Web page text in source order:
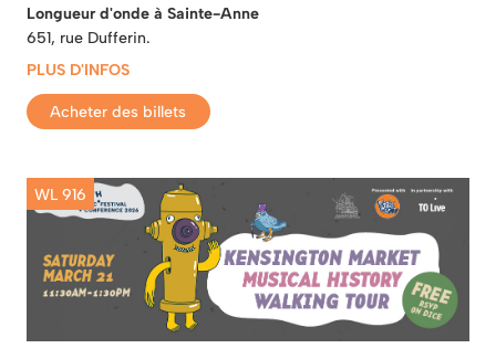
Longueur d'onde à Sainte-Anne
651, rue Dufferin.
PLUS D'INFOS
Acheter des billets
WL 916